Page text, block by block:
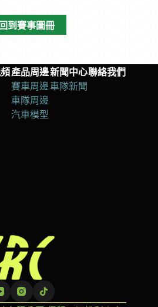
回到賽事圖冊
產品周邊
賽車周邊
車隊周邊
汽車模型
新聞中心
車隊新聞
聯絡我們